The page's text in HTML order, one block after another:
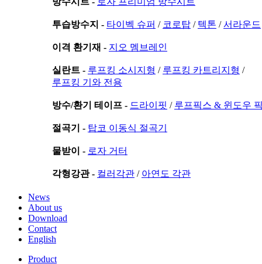
투습방수지 - 타이벡 슈퍼 / 코로탑 / 텍톤 /서라운드
이격 환기재 - 지오 멤브레인
실란트 - 루프킹 소시지형 / 루프킹 카트리지형 /
루프킹 기와 전용
방수/환기 테이프 - 드라이핏 / 루프픽스 & 윈도우
절곡기 - 탑코 이동식 절곡기
물받이 - 로자 거터
각형강관 - 컬러각관 / 아연도 각관
News
About us
Download
Contact
English
Product